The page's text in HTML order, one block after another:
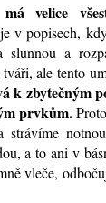
velice
v popisech,
slunnou a
ale tento
k zbytečným
prvkům.
strávíme
a to ani v
vleče,